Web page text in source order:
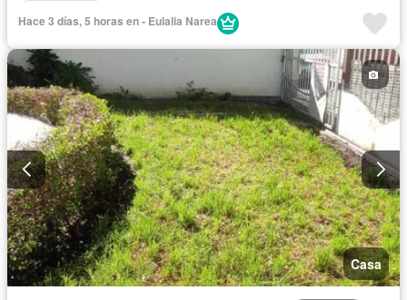
Hace 3 días, 5 horas en - Eulalia Narea
Casa